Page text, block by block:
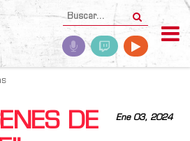
Ene 03, 2024
DE